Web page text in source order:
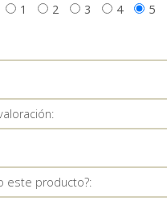
1 2 3 4 5
este producto?: